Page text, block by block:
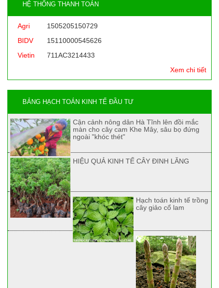
HỆ THỐNG THANH TOÁN
Agri
1505205150729
BIDV
15110000545626
Vietin
711AC3214433
Xem chi tiết
BẢNG HẠCH TOÁN KINH TẾ ĐẦU TƯ
Cận cảnh nông dân Hà Tĩnh lên đồi mắc
màn cho cây cam Khe Mây, sâu bọ đứng
ngoài "khóc thét"
HIỆU QUẢ KINH TẾ CÂY ĐINH LĂNG
Hạch toán kinh tế trồng
cây giảo cổ lam